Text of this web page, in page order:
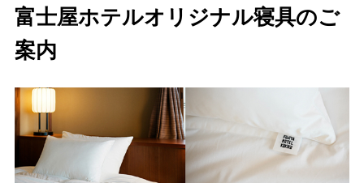
富士屋ホテルオリジナル寝具のご
案内